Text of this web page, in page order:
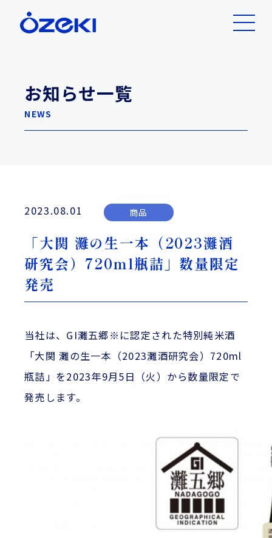
お知らせ一覧
NEWS
2023.08.01 商品
「大関 灘の生一本（2023灘酒
研究会）720ml瓶詰」数量限定
発売
当社は、GI灘五郷※に認定された特別純米酒
「大関 灘の生一本（2023灘酒研究会）720ml
瓶詰」を2023年9月5日（火）から数量限定で
発売します。